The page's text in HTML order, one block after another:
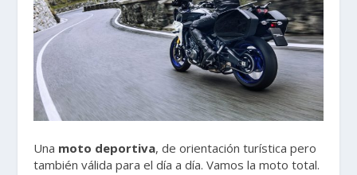
Una moto deportiva, de orientación turística pero
también válida para el día a día. Vamos la moto total.